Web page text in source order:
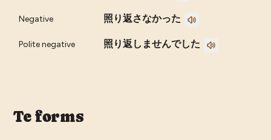
Negative 照り返さなかった
Polite negative 照り返しませんでした
Te forms